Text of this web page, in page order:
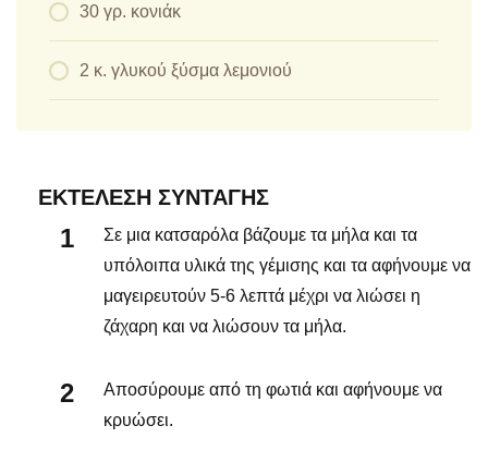
30 γρ. κονιάκ
2 κ. γλυκού ξύσμα λεμονιού
ΕΚΤΈΛΕΣΗ ΣΥΝΤΑΓΉΣ
Σε μια κατσαρόλα βάζουμε τα μήλα και τα
υπόλοιπα υλικά της γέμισης και τα αφήνουμε να
μαγειρευτούν 5-6 λεπτά μέχρι να λιώσει η
ζάχαρη και να λιώσουν τα μήλα.
Αποσύρουμε από τη φωτιά και αφήνουμε να
κρυώσει.